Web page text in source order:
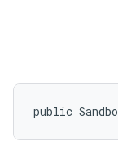
public